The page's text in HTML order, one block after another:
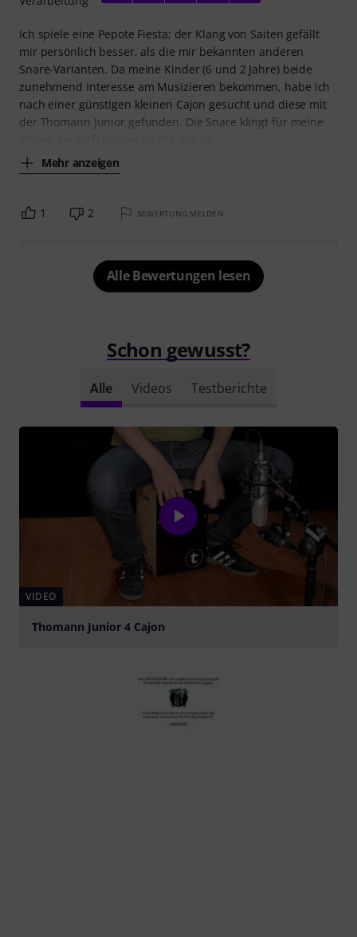
Ich spiele eine Pepote Fiesta; der Klang von Saiten gefällt
mir persönlich besser, als die mir bekannten anderen
Snare-Varianten. Da meine Kinder (6 und 2 Jahre) beide
zunehmend Interesse am Musizieren bekommen, habe ich
nach einer günstigen kleinen Cajon gesucht und diese mit
der Thomann Junior gefunden. Die Snare klingt für meine
Mehr anzeigen
1 2 BEWERTUNG MELDEN
Alle Bewertungen lesen
Schon gewusst?
Alle Videos Testberichte
VIDEO
Thomann Junior 4 Cajon